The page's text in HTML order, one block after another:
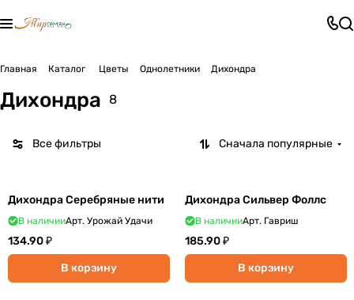
Главная Каталог Цветы Однолетники Дихондра
Дихондра 8
Все фильтры Сначала популярные
Дихондра Серебряные нити
В наличииАрт. Урожай Удачи
134.90 ₽
В корзину
Дихондра Сильвер Фоллс
В наличииАрт. Гавриш
185.90 ₽
В корзину